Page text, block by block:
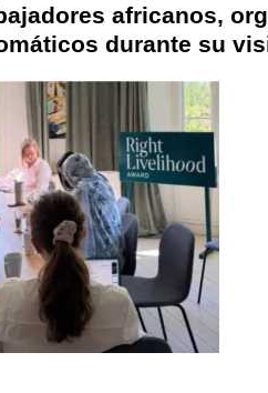
africanos,
durante su